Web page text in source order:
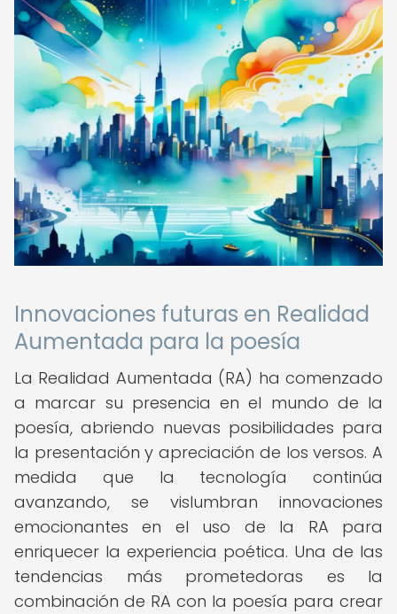
Innovaciones futuras en Realidad
Aumentada para la poesía
La Realidad Aumentada (RA) ha comenzado
a marcar su presencia en el mundo de la
poesía, abriendo nuevas posibilidades para
la presentación y apreciación de los versos. A
medida que la tecnología continúa
avanzando, se vislumbran innovaciones
emocionantes en el uso de la RA para
enriquecer la experiencia poética. Una de las
tendencias más prometedoras es la
combinación de RA con la poesía para crear